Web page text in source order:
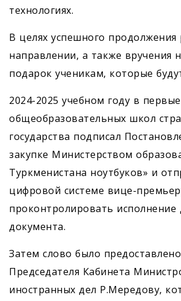
технологиях.
В целях успешного
направлении, а также вручения
подарок ученикам, которые
2024-2025 учебном году в
общеобразовательных школ
государства подписал
закупке Министерством
Туркменистана ноутбуков» и
цифровой системе вице-
проконтролировать исполнение
документа.
Затем слово было
Председателя Кабинета
иностранных дел Р.Мередову,